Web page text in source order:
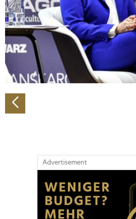
Abschnitt Einzelheitenfest.
Wir verwenden Cookies, um
personalisieren, Funktionen für
zu können und die Zugriffe auf
analysieren. Außerdem geben wir
Verwendung unserer Website an
Partner führen diese Informationen
weiteren Daten zusammen, die
Advertisement